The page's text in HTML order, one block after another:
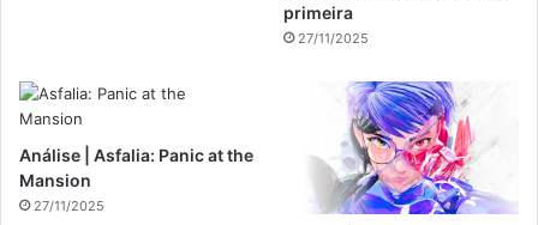
primeira
27/11/2025
Análise | Asfalia: Panic at the
Mansion
27/11/2025